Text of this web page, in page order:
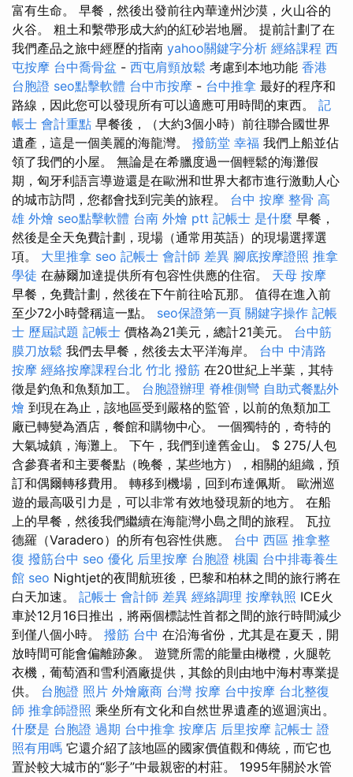
富有生命。 早餐，然後出發前往內華達州沙漠，火山谷的
火谷。 粗土和繫帶形成大約的紅砂岩地層。 提前計劃了在
我們產品之旅中經歷的指南 yahoo關鍵字分析 經絡課程 西
屯按摩 台中喬骨盆 - 西屯肩頸放鬆 考慮到本地功能 香港
台胞證 seo點擊軟體 台中市按摩 - 台中推拿 最好的程序和
路線，因此您可以發現所有可以適應可用時間的東西。 記
帳士 會計重點 早餐後，（大約3個小時）前往聯合國世界
遺產，這是一個美麗的海龍灣。 撥筋堂 幸福 我們上船並佔
領了我們的小屋。 無論是在希臘度過一個輕鬆的海灘假
期，匈牙利語言導遊還是在歐洲和世界大都市進行激動人心
的城市訪問，您都會找到完美的旅程。 台中 按摩 整骨 高
雄 外燴 seo點擊軟體 台南 外燴 ptt 記帳士 是什麼 早餐，
然後是全天免費計劃，現場（通常用英語）的現場選擇選
項。 大里推拿 seo 記帳士 會計師 差異 腳底按摩證照 推拿
學徒 在赫爾加達提供所有包容性供應的住宿。 天母 按摩
早餐，免費計劃，然後在下午前往哈瓦那。 值得在進入前
至少72小時聲稱這一點。 seo保證第一頁 關鍵字操作 記帳
士 歷屆試題 記帳士 價格為21美元，總計21美元。 台中筋
膜刀放鬆 我們去早餐，然後去太平洋海岸。 台中 中清路
按摩 經絡按摩課程台北 竹北 撥筋 在20世紀上半葉，其特
徵是釣魚和魚類加工。 台胞證辦理 脊椎側彎 自助式餐點外
燴 到現在為止，該地區受到嚴格的監管，以前的魚類加工
廠已轉變為酒店，餐館和購物中心。 一個獨特的，奇特的
大氣城鎮，海灘上。 下午，我們到達舊金山。 $ 275/人包
含參賽者和主要餐點（晚餐，某些地方），相關的組織，預
訂和偶爾轉移費用。 轉移到機場，回到布達佩斯。 歐洲巡
遊的最高吸引力是，可以非常有效地發現新的地方。 在船
上的早餐，然後我們繼續在海龍灣小島之間的旅程。 瓦拉
德羅（Varadero）的所有包容性供應。 台中 西區 推拿整
復 撥筋台中 seo 優化 后里按摩 台胞證 桃園 台中排毒養生
館 seo Nightjet的夜間航班後，巴黎和柏林之間的旅行將在
白天加速。 記帳士 會計師 差異 經絡調理 按摩執照 ICE火
車於12月16日推出，將兩個標誌性首都之間的旅行時間減少
到僅八個小時。 撥筋 台中 在沿海省份，尤其是在夏天，開
放時間可能會偏離跡象。 遊覽所需的能量由橄欖，火腿乾
衣機，葡萄酒和雪利酒廠提供，其餘的則由地中海村專業提
供。 台胞證 照片 外燴廠商 台灣 按摩 台中按摩 台北整復
師 推拿師證照 乘坐所有文化和自然世界遺產的巡迴演出。
什麼是 台胞證 過期 台中推拿 按摩店 后里按摩 記帳士 證
照有用嗎 它還介紹了該地區的國家價值觀和傳統，而它也
置於較大城市的“影子”中最親密的村莊。 1995年關於水管